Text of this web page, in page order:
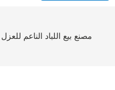
مصنع بيع اللباد الناعم